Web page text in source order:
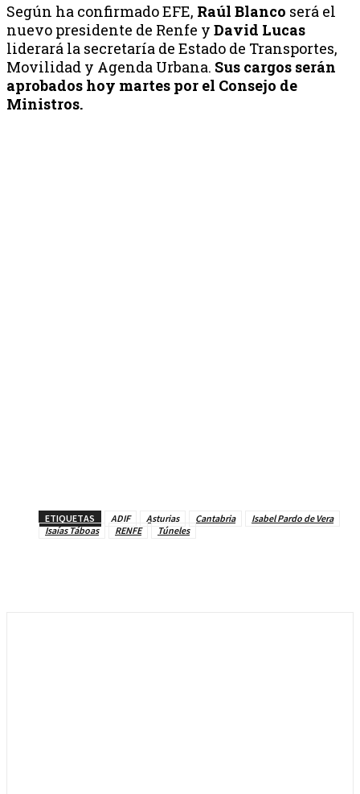
Según ha confirmado EFE, Raúl Blanco será el
nuevo presidente de Renfe y David Lucas
liderará la secretaría de Estado de Transportes,
Movilidad y Agenda Urbana. Sus cargos serán
aprobados hoy martes por el Consejo de
Ministros.
ETIQUETAS ADIF Asturias Cantabria
Isabel Pardo de Vera
Isaías Táboas
RENFE Túneles